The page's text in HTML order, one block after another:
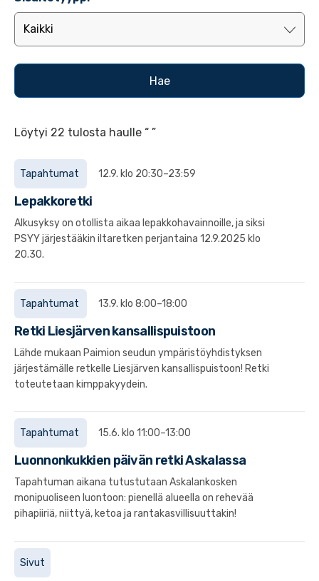
Löytyi 22 tulosta haulle “ ”
Tapahtumat 12.9. klo 20:30–23:59
Lepakkoretki
Alkusyksy on otollista aikaa lepakkohavainnoille, ja siksi
PSYY järjestääkin iltaretken perjantaina 12.9.2025 klo
20.30.
Tapahtumat 13.9. klo 8:00–18:00
Retki Liesjärven kansallispuistoon
Lähde mukaan Paimion seudun ympäristöyhdistyksen
järjestämälle retkelle Liesjärven kansallispuistoon! Retki
toteutetaan kimppakyydein.
Tapahtumat 15.6. klo 11:00–13:00
Luonnonkukkien päivän retki Askalassa
Tapahtuman aikana tutustutaan Askalankosken
monipuoliseen luontoon: pienellä alueella on rehevää
pihapiiriä, niittyä, ketoa ja rantakasvillisuuttakin!
Sivut